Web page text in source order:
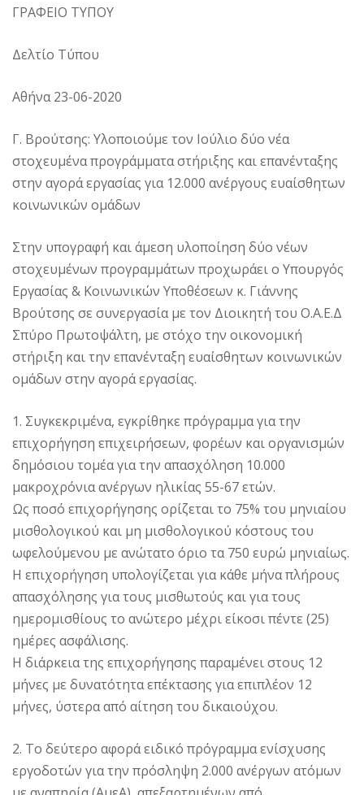
ΓΡΑΦΕΙΟ ΤΥΠΟΥ
Δελτίο Τύπου
Αθήνα 23-06-2020
Γ. Βρούτσης: Yλοποιούμε τον Ιούλιο δύο νέα
στοχευμένα προγράμματα στήριξης και επανένταξης
στην αγορά εργασίας για 12.000 ανέργους ευαίσθητων
κοινωνικών ομάδων
Στην υπογραφή και άμεση υλοποίηση δύο νέων
στοχευμένων προγραμμάτων προχωράει ο Υπουργός
Εργασίας & Κοινωνικών Υποθέσεων κ. Γιάννης
Βρούτσης σε συνεργασία με τον Διοικητή του Ο.Α.Ε.Δ
Σπύρο Πρωτοψάλτη, με στόχο την οικονομική
στήριξη και την επανένταξη ευαίσθητων κοινωνικών
ομάδων στην αγορά εργασίας.
1. Συγκεκριμένα, εγκρίθηκε πρόγραμμα για την
επιχορήγηση επιχειρήσεων, φορέων και οργανισμών
δημόσιου τομέα για την απασχόληση 10.000
μακροχρόνια ανέργων ηλικίας 55-67 ετών.
Ως ποσό επιχορήγησης ορίζεται το 75% του μηνιαίου
μισθολογικού και μη μισθολογικού κόστους του
ωφελούμενου με ανώτατο όριο τα 750 ευρώ μηνιαίως.
Η επιχορήγηση υπολογίζεται για κάθε μήνα πλήρους
απασχόλησης για τους μισθωτούς και για τους
ημερομισθίους το ανώτερο μέχρι είκοσι πέντε (25)
ημέρες ασφάλισης.
Η διάρκεια της επιχορήγησης παραμένει στους 12
μήνες με δυνατότητα επέκτασης για επιπλέον 12
μήνες, ύστερα από αίτηση του δικαιούχου.
2. Το δεύτερο αφορά ειδικό πρόγραμμα ενίσχυσης
εργοδοτών για την πρόσληψη 2.000 ανέργων ατόμων